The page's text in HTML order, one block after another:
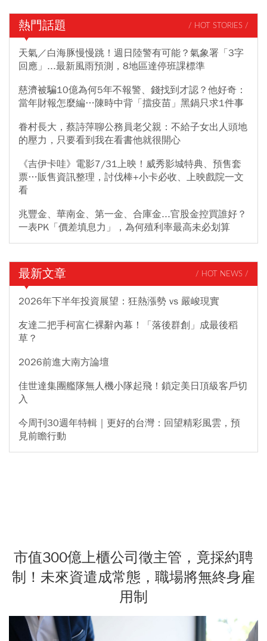
熱門話題 / HOT STORIES /
天氣／白海豚慢慢跳！週日陸警有可能？氣象署「3字
回應」...最新風雨預測，8地區達停班課標準
慈濟被騙10億為何5年不報警、錢找到才認？他好奇：
當年財報怎麼編…陳時中背「擋疫苗」黑鍋只求1件事
眷村長大，蔡詩萍聊公務員老父親：不給子女出人頭地
的壓力，只要看到我在看書他就很開心
《吉伊卡哇》電影7/31上映！威秀影城特典、預售套
票…販售資訊整理，討伐棒+小卡必收、上映戲院一文
看
兆豐金、華南金、第一金、合庫金...官股金控買誰好？
一表PK「價差填息力」，為何殖利率最高未必划算
最新文章 / HOT NEWS /
2026年下半年投資展望：狂熱漲勢 vs 嚴峻現實
友達二把手柯富仁裸辭內幕！「落後群創」成最後稻
草？
2026前進大南方論壇
佳世達集團艦隊無人機小隊起飛！鎖定美日頂級客戶切
入
今周刊30週年特輯｜更好的台灣：回望精彩風雲，預
見前瞻行動
市值300億上櫃公司徵主管，竟採約聘
制！未來資遣成常態，職場將無終身雇
用制